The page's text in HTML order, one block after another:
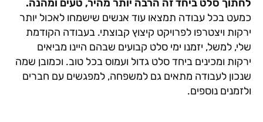
לחתוך סלט ביחד זה הרבה יותר מהיר, טעים ומהנה.
כמעט בכל עבודה תמצאו עוד אנשים שישמחו לאכול יותר
ירקות ויצטרפו לפרויקט קיצוץ קבוצתי. בעבודה הקודמת
שלי, למשל, יזמנו ימי סלט קבועים שבהם היינו מביאים
ירקות ומכינים ביחד סלט גדול ועמוס בכל טוב. וכמובן שמה
שנכון לעבודה מתאים גם למשפחה, למפגשים עם חברים
ולזמנים נוספים.